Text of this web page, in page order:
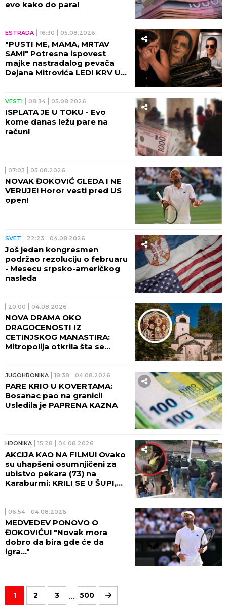
evo kako do para!
ESTRADA 16:30 05.08.2026
"PUSTI ME, MAMA, MRTAV
SAM!" Potresna ispovest
majke nastradalog pevača
Dejana Mitrovića LEDI KRV U
VESTI 08:34 05.08.2026
ISPLATA JE U TOKU - Evo
kome danas ležu pare na
račun!
07:03 05.08.2026
NOVAK ĐOKOVIĆ GLEDA I NE
VERUJE! Horor vesti pred US
open!
SVET 22:23 04.08.2026
Još jedan kongresmen
podržao rezoluciju o februaru
- Mesecu srpsko-američkog
nasleđa
20:00 04.08.2026
NOVA DRAMA OKO
DRAGOCENOSTI IZ
CETINJSKOG MANASTIRA:
Mitropolija otkrila šta se
JUGOHRONIKA 18:38 04.08.2026
PARE KRIO U KOVERTAMA:
Bosanac pao na granici!
Usledila je PAPRENA KAZNA
HRONIKA 15:28 04.08.2026
AKCIJA KAO NA FILMU! Ovako
su uhapšeni osumnjičeni za
ubistvo pekara (73) na
Karaburmi: KRILI SE U ŠUPI,
06:54 04.08.2026
MEDVEDEV PONOVO O
ĐOKOVIĆU! "Novak mora
dobro da bira gde će da
igra..."
1 2 3 ... 500